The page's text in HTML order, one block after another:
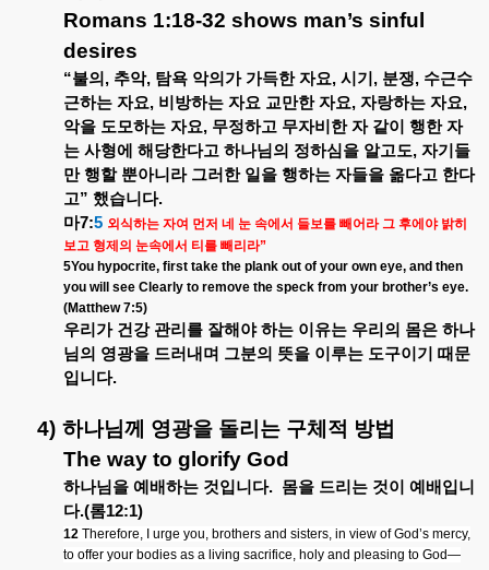
Romans 1:18-32 shows man’s sinful
desires
“불의 , 추악, 탐욕 악의가 가득한 자요, 시기 , 분쟁, 수근수
근하는 자요, 비방하는 자요 교만한 자요, 자랑하는 자요,
악을 도모하는 자요, 무정하고 무자비한 자 같이 행한 자
는 사형에 해당한다고 하나님의 정하심을 알고도, 자기들
만 행할 뿐아니라 그러한 일을 행하는 자들을 옮다고 한다
고” 했습니다.
마7:5 외식하는 자여 먼저 네 눈 속에서 들보를 빼어라 그 후에야 밝히
보고 형제의 눈속에서 티를 빼리라”
5You hypocrite, first take the plank out of your own eye, and then
you will see Clearly to remove the speck from your brother’s eye.
(Matthew 7:5)
우리가 건강 관리를 잘해야 하는 이유는 우리의 몸은 하나
님의 영광을 드러내며 그분의 뜻을 이루는 도구이기
때문
입니다.
4) 하나님께 영광을 돌리는 구체적 방법
The way to glorify God
하나님을 예배하는 것입니다. 몸을 드리는 것이
예배입니
다.(롬12:1)
12 Therefore, I urge you, brothers and sisters, in view of God’s mercy,
to offer your bodies as a living sacrifice, holy and pleasing to God—